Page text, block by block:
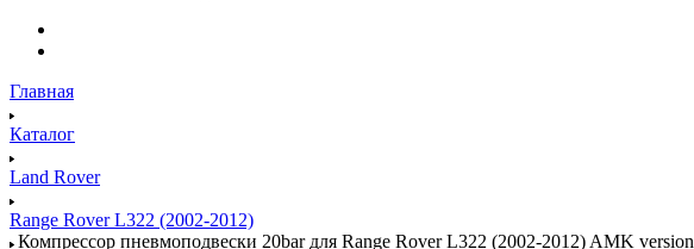
Главная
Каталог
Land Rover
Range Rover L322 (2002-2012)
Компрессор пневмоподвески 20bar для Range Rover L322 (2002-2012) AMK version